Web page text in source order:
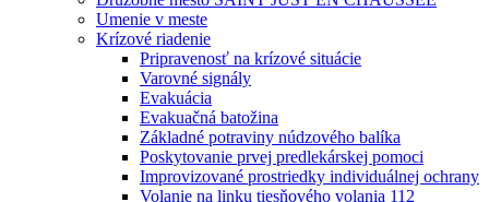
Umenie v meste
Krízové riadenie
Pripravenosť na krízové situácie
Varovné signály
Evakuácia
Evakuačná batožina
Základné potraviny núdzového balíka
Poskytovanie prvej predlekárskej pomoci
Improvizované prostriedky individuálnej ochrany
Volanie na linku tiesňového volania 112